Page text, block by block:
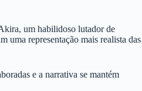
um habilidoso lutador de
uma representação mais realista das
e a narrativa se mantém